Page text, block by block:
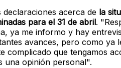
acerca de la
para el 31 de abril.
ya me informo y hay
avances, pero como ya
complicado que tengamos
una opinión personal".